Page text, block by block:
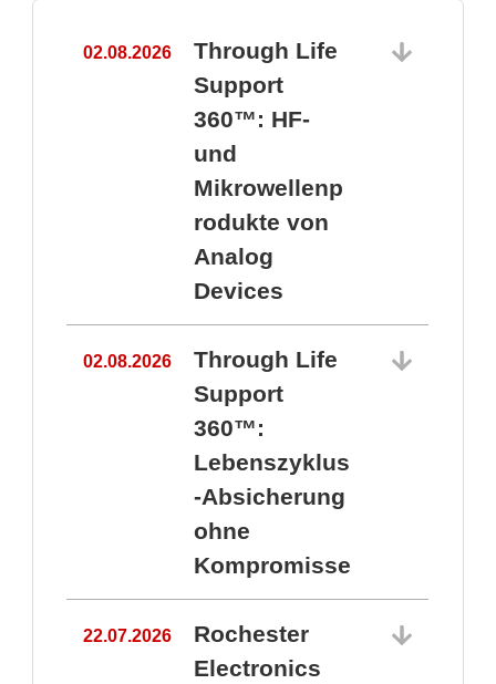
02.08.2026
Through Life
Support
360™: HF-
und
Mikrowellenp
rodukte von
Analog
Devices
02.08.2026
Through Life
Support
360™:
Lebenszyklus
-Absicherung
ohne
Kompromisse
22.07.2026
Rochester
Electronics